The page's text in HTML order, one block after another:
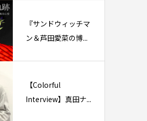
『サンドウィッチマ
ン＆芦田愛菜の博...
【Colorful
Interview】真田ナ...